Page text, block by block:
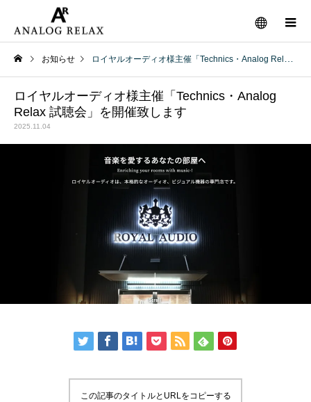
お知らせ ロイヤルオーディオ様主催「Technics・Analog Relax 試聴会」を開催致します
ロイヤルオーディオ様主催「Technics・Analog
Relax 試聴会」を開催致します
2025.11.04
この記事のタイトルとURLをコピーする